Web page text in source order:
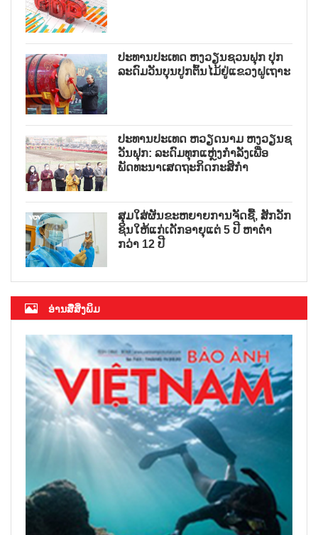
ປະທານປະເທດ ຫງວຽນຊວນຟຸກ ປຸກ
ລະດົມວັນບຸນປູກຕົ້ນໄມ້ຢູ່ແຂວງຝູເຖາະ
ປະທານປະເທດ ຫວຽດນາມ ຫງວຽນຊ
ວັນຟຸກ: ລະດົມທຸກແຫຼ່ງກຳລັງເພື່ອ
ພັດທະນາເສດຖະກິດກະສິກຳ
ສຸມໃສ່ຜັນຂະຫຍາຍການຈັດຊື້, ສັກວັກ
ຊິນໃຫ້ແກ່ເດັກອາຍຸແຕ່ 5 ປີ ຫາຕ່ຳ
ກວ່າ 12 ປີ
ອ່ານສື່ສິ່ງພິມ